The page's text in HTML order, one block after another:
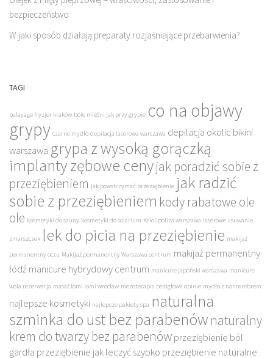
bezpieczeństwo
W jaki sposób działają preparaty rozjaśniające przebarwienia?
TAGI
balayage fryzjer kraków bóle mięśni jak przy grypie co na objawy
grypy czarne mydło depilacja laserowa warszawa depilacja okolic bikini
warszawa grypa z wysoką gorączką
implanty zębowe cenyjak poradzić sobie z
przeziębieniem jak powstrzymać przeziębienie jak radzić
sobie z przeziębieniem kody rabatowe ole
ole kosmetyki do sauny kosmetyki do solarium Kriolipoliza warszawa laserowe usuwanie
zmarszczek lek do picia na przeziębienie makijaż
permanentny oczu Makijaż permanentny Warszawa centrum makijaż permanentny
łódź manicure hybrydowy centrum manicure japoński warszawa manicure
wola rezerwacja masaż lomi lomi wrocław mezoterapia bezigłowa opinie mydło z nanosrebrem
najlepsze kosmetyki najlepsze pakiety spa naturalna
szminka do ust bez parabenów naturalny
krem do twarzy bez parabenówprzeziębienie ból
gardła przeziębienie jak leczyć szybko przeziębienie naturalne